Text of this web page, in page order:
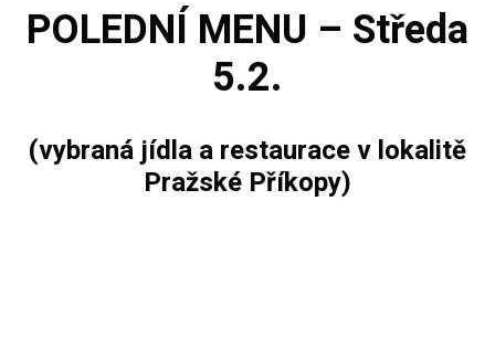
POLEDNÍ MENU – Středa
5.2.
(vybraná jídla a restaurace v lokalitě
Pražské Příkopy)